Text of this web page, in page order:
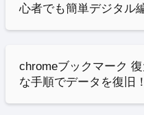
心者でも簡単デジタル
chromeブックマーク
な手順でデータを復旧！